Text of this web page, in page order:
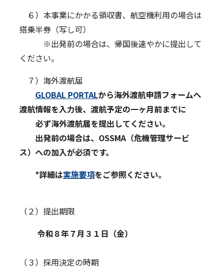
６）本事業にかかる領収書、航空機利用の場合は
搭乗半券（写し可）
※出発前の場合は、帰国後速やかに提出して
ください。
７）海外渡航届
GLOBAL PORTALから海外渡航申請フォームへ
渡航情報を入力後、渡航予定の一ヶ月前までに
必ず海外渡航届を提出してください。
出発前の場合は、OSSMA（危機管理サービ
ス）への加入が必須です。
*詳細は実施要項をご参照ください。
（２）提出期限
令和８年７月３１日（金）
（３）採用決定の時期